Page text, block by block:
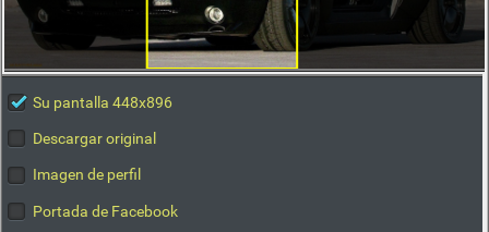
Su pantalla 448x896
Descargar original
Imagen de perfil
Portada de Facebook